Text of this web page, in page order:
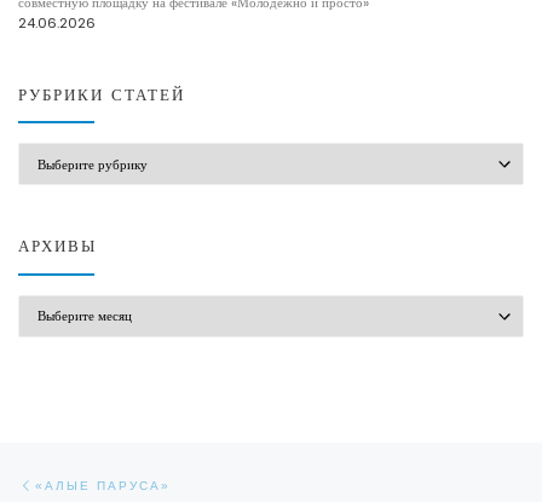
24.06.2026
РУБРИКИ СТАТЕЙ
АРХИВЫ
Навигация по записям
«АЛЫЕ ПАРУСА»